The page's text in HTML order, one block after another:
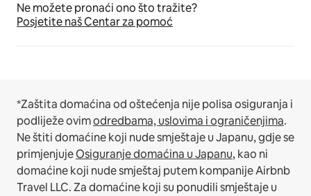
Ne možete pronaći ono što tražite?
Posjetite naš Centar za pomoć
*Zaštita domaćina od oštećenja nije polisa osiguranja i
podliježe ovimodredbama, uslovima i ograničenjima.
Ne štiti domaćine koji nude smještaje u Japanu, gdje se
primjenjujeOsiguranje domaćina u Japanu, kao ni
domaćine koji nude smještaj putem kompanije Airbnb
Travel LLC.Za domaćine koji su ponudili smještaje u